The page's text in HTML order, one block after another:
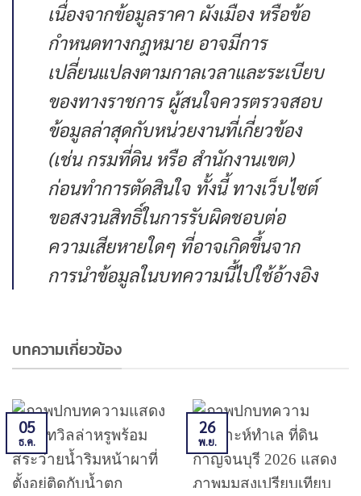
เนื่องจากข้อมูลราคา ผังเมือง หรือข้อ
กำหนดทางกฎหมาย อาจมีการ
เปลี่ยนแปลงตามกาลเวลาและระเบียบ
ของทางราชการ ผู้สนใจควรตรวจสอบ
ข้อมูลล่าสุดกับหน่วยงานที่เกี่ยวข้อง
(เช่น กรมที่ดิน หรือ สำนักงานเขต)
ก่อนทำการตัดสินใจ ทั้งนี้ ทางเว็บไซต์
ขอสงวนสิทธิ์ในการรับผิดชอบต่อ
ความเสียหายใดๆ ที่อาจเกิดขึ้นจาก
การนำข้อมูลในบทความนี้ไปใช้อ้างอิง
บทความเกี่ยวข้อง
05
ธ.ค.
26
พ.ย.